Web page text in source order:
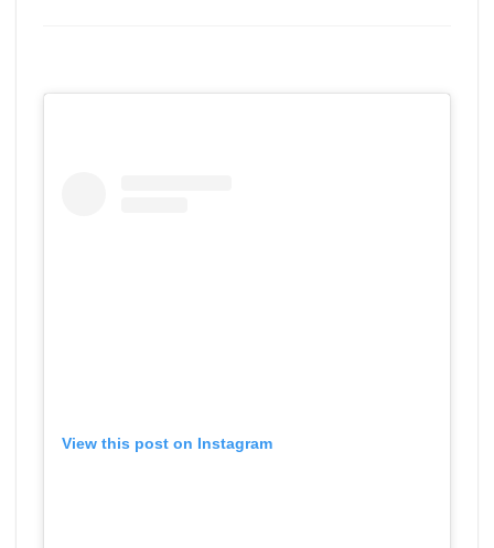
View this post on Instagram